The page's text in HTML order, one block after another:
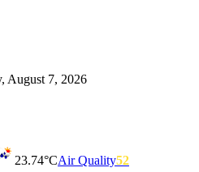
August 7, 2026
23.74°CAir Quality52